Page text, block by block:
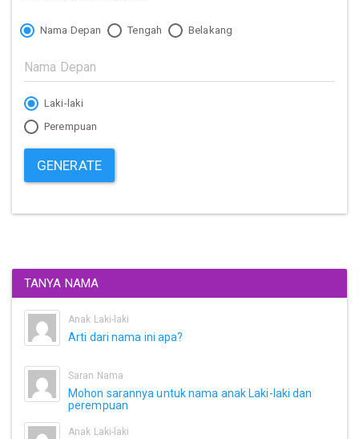
Nama Depan Tengah Belakang
Laki-laki
Perempuan
GENERATE
TANYA NAMA
Anak Laki-laki
Arti dari nama ini apa?
Saran Nama
Mohon sarannya untuk nama anak Laki-laki dan
perempuan
Anak Laki-laki